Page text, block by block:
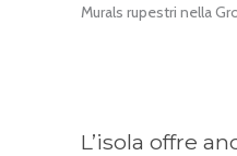
Murals rupestri nella
L’isola offre